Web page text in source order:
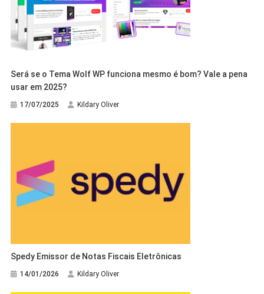
Será se o Tema Wolf WP funciona mesmo é bom? Vale a pena
usar em 2025?
17/07/2025 Kildary Oliver
Spedy Emissor de Notas Fiscais Eletrônicas
14/01/2026 Kildary Oliver